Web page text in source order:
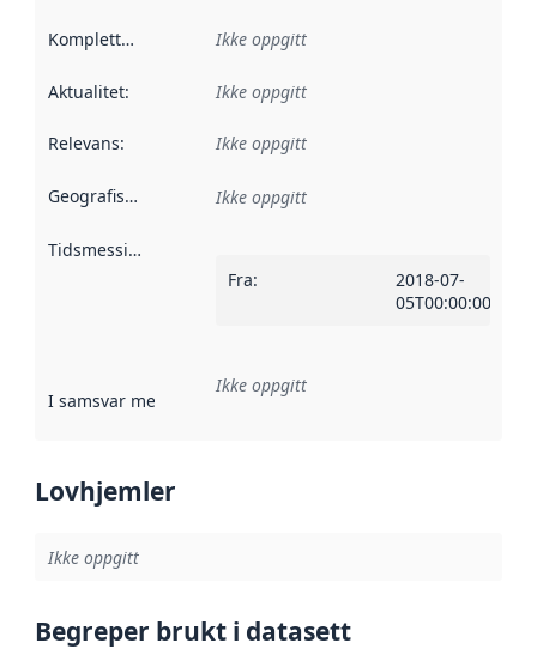
Kompletthet Ikke oppgitt
Aktualitet: Ikke oppgitt
Relevans: Ikke oppgitt
Geografisk avgrensning :
Ikke oppgitt
Tidsmessig avgrensning
Fra:
2018-07-
05T00:00:00Z
I samsvar med Referanse til en implementasjonsregel
Ikke oppgitt
Lovhjemler
Ikke oppgitt
Begreper brukt i datasett